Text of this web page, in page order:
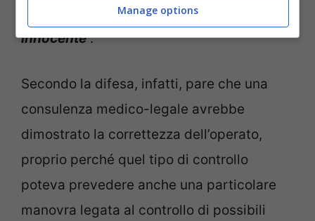
si è sempre dichiarato
innocente“.
Secondo la difesa, infatti, pare che una
consulenza medico-legale avrebbe
dimostrato la correttezza dell’operato,
proprio perché quel tipo di controllo
poteva prevedere anche una particolare
manovra legata al controllo di possibili
Manage options